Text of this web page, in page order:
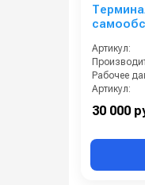
Артикул:
Артикул:
30 000